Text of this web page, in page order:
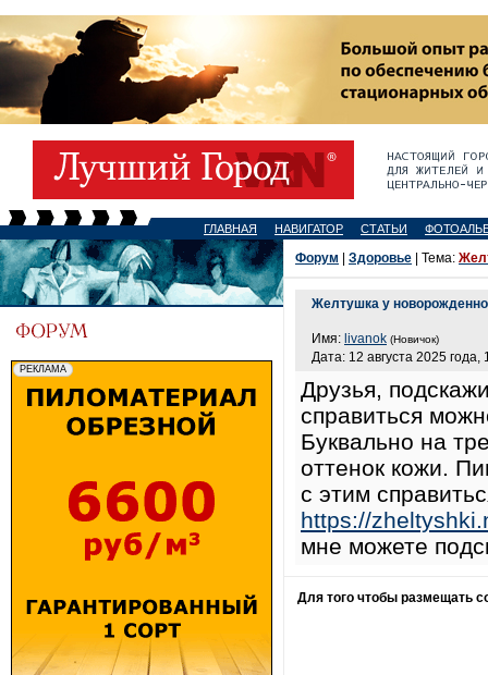
ГЛАВНАЯ НАВИГАТОР СТАТЬИ
Форум Здоровье | Тема:
Желтушка у
Имя: livanok (Новичок)
Дата: 12 августа 2025 года,
Друзья,
справиться
Буквально на
оттенок кожи.
с этим
https://
мне можете
Для того чтобы размещать